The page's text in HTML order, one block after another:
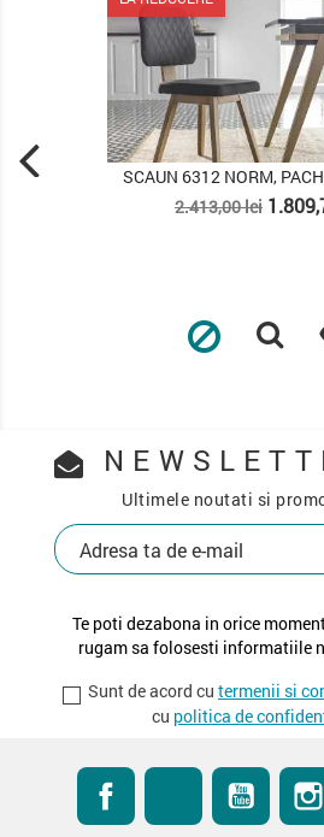
6312 NORM, PACHET 2 BUCATI
1.809,75 lei

Ultimele noutati si
Te poti dezabona in orice
rugam sa folosesti informatiile
Sunt de acord cu termenii si
cu politica de
FacebookRSS